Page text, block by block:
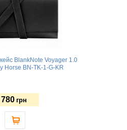
BlankNote Voyager 1.0
Horse BN-TK-1-G-KR
780 грн